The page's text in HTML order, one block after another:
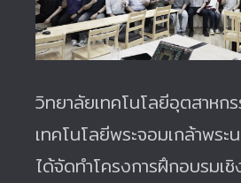
วิทยาลัยเทคโนโลยีอุตสาหก
เทคโนโลยีพระจอมเกล้าพระ
ได้จัดทำโครงการฝึกอบรมเ